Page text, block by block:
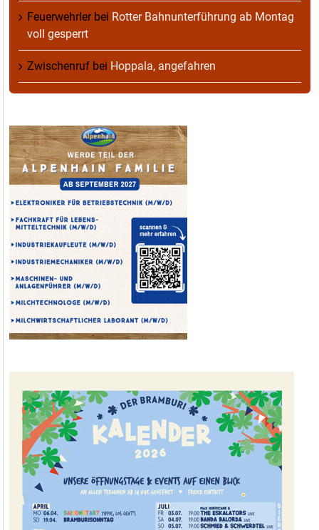
Feuerwehrlerbei Rotter Bahnunterführung ab Montag
voll gesperrt
Zwischenruf bei Hoppala, angefahren